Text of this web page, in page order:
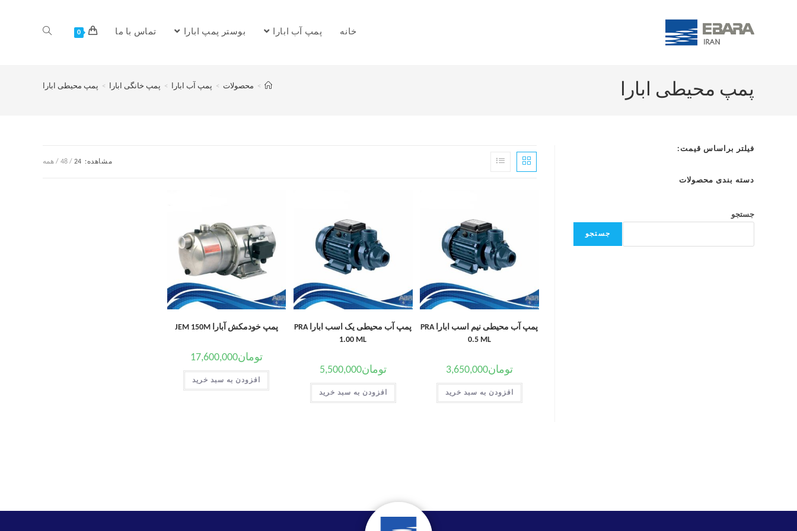
خانه پمپ آب ابارا بوستر پمپ ابارا تماس با ما 0
پمپ محیطی ابارا > محصولات > پمپ آب ابارا > پمپ خانگی ابارا > پمپ محیطی ابارا
مشاهده: 24
48 همه
پمپ آب محیطی نیم اسب ابارا PRA
0.5 ML
تومان3,650,000
افزودن به سبد خرید
پمپ آب محیطی یک اسب ابارا PRA
1.00 ML
تومان5,500,000
افزودن به سبد خرید
پمپ خودمکش آبارا JEM 150M
تومان17,600,000
افزودن به سبد خرید
فیلتر براساس قیمت:
دسته بندی محصولات
جستجو
جستجو